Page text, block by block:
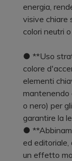
energia,
visive chiare
colori neutri
● **Uso
colore
elementi
mantenendo
o nero) per
garantire la
●
ed editoriale,
un effetto